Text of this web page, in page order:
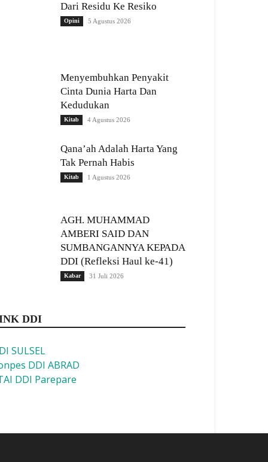
Dari Residu Ke Resiko
Opini 5 Agustus 2026
Menyembuhkan Penyakit
Cinta Dunia Harta Dan
Kedudukan
Kitab 4 Agustus 2026
Qana’ah Adalah Harta Yang
Tak Pernah Habis
Kitab 1 Agustus 2026
AGH. MUHAMMAD
AMBERI SAID DAN
SUMBANGANNYA KEPADA
DDI (Refleksi Haul ke-41)
Kabar 31 Juli 2026
DDI
SULSEL
DDI ABRAD
DDI Parepare